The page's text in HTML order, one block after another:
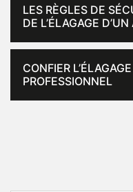
LES RÈGLES DE
DE L’ÉLAGAGE D’UN
CONFIER
PROFESSIONNEL